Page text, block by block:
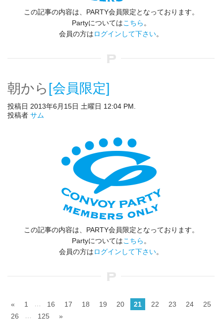
この記事の内容は、PARTY会員限定となっております。
Partyについてはこちら 。
会員の方はログインして下さい。
朝から [会員限定]
投稿日 2013年6月15日 土曜日 12:04 PM.
投稿者 サム
この記事の内容は、PARTY会員限定となっております。
Partyについてはこちら 。
会員の方はログインして下さい。
« 1 16 17 18 19 20 21 22 23 24
25
26
125 »